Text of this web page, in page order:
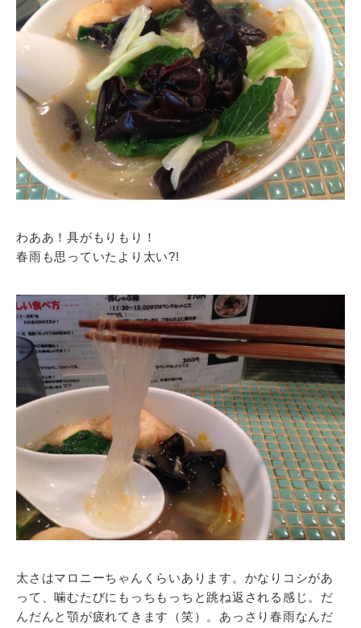
わああ！具がもりもり！
春雨も思っていたより太い?!
太さはマロニーちゃんくらいあります。かなりコシがあ
って、噛むたびにもっちもっちと跳ね返される感じ。だ
んだんと顎が疲れてきます（笑）。あっさり春雨なんだ